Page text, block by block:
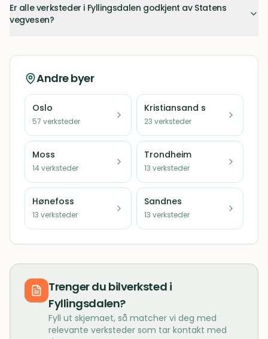
Er alle verksteder i Fyllingsdalen godkjent av Statens
vegvesen?
Andre byer
Oslo
57 verksteder
Kristiansand s
23 verksteder
Moss
14verksteder
Trondheim
13 verksteder
Hønefoss
13 verksteder
Sandnes
13 verksteder
Trenger du bilverksted i
Fyllingsdalen?
Fyll ut skjemaet, så matcher vi deg med
relevante verksteder som tar kontakt med